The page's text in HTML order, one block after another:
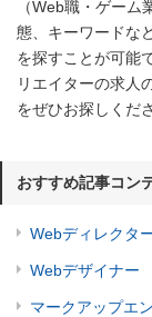
（Web職・ゲー
態、キーワードな
を探すことが可能
リエイターの求人
をぜひお探しくだ
おすすめ記事コン
Webディレクタ
Webデザイナー
マークアップエ